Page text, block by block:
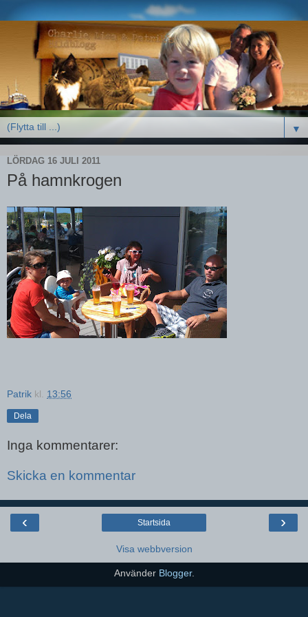
▼
LÖRDAG 16 JULI 2011
På hamnkrogen
Patrik kl. 13:56
Dela
Inga kommentarer:
Skicka en kommentar
‹ ›
Startsida
Visa webbversion
Använder Blogger.